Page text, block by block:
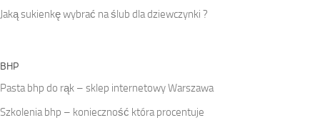
Jaką sukienkę wybrać na ślub dla dziewczynki ?
BHP
Pasta bhp do rąk – sklep internetowy Warszawa
Szkolenia bhp – konieczność która procentuje